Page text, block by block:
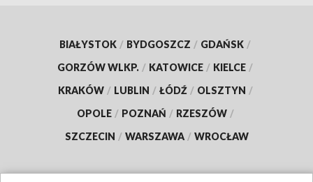
BIAŁYSTOK / BYDGOSZCZ / GDAŃSK /
GORZÓW WLKP. / KATOWICE / KIELCE /
KRAKÓW / LUBLIN / ŁÓDŹ / OLSZTYN /
OPOLE / POZNAŃ / RZESZÓW /
SZCZECIN / WARSZAWA / WROCŁAW